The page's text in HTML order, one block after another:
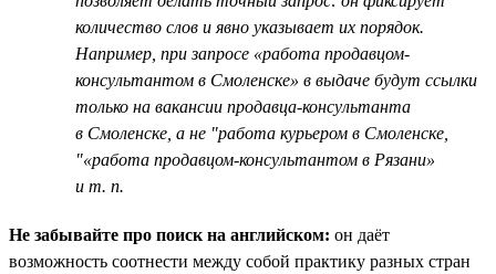
количество слов и явно указывает их порядок.
Например, при запросе «работа продавцом-
консультантом в Смоленске» в выдаче будут ссылки
только на вакансии продавца-консультанта
в Смоленске, а не "работа курьером в Смоленске,
"«работа продавцом-консультантом в Рязани»
и т. п.
Не забывайте про поиск на английском: он даёт
возможность соотнести между собой практику разных стран